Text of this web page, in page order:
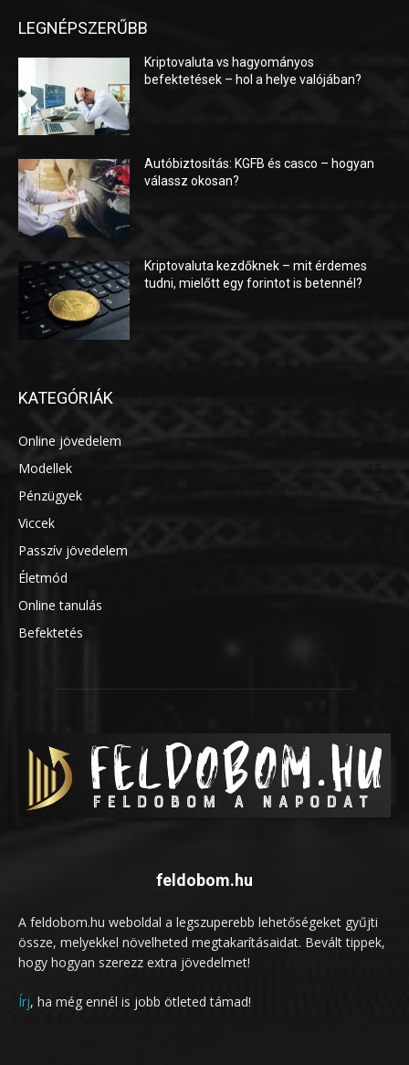
LEGNÉPSZERŰBB
Kriptovaluta vs hagyományos
befektetések – hol a helye valójában?
Autóbiztosítás: KGFB és casco – hogyan
válassz okosan?
Kriptovaluta kezdőknek – mit érdemes
tudni, mielőtt egy forintot is betennél?
KATEGÓRIÁK
Online jövedelem
Modellek
Pénzügyek
Viccek
Passzív jövedelem
Életmód
Online tanulás
Befektetés
feldobom.hu
A feldobom.hu weboldal a legszuperebb lehetőségeket gyűjti
össze, melyekkel növelheted megtakarításaidat. Bevált tippek,
hogy hogyan szerezz extra jövedelmet!
Írj, ha még ennél is jobb ötleted támad!